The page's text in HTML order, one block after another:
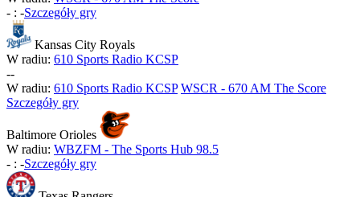
- : -Szczegóły gry
Kansas City Royals
W radiu: 610 Sports Radio KCSP
--
W radiu: 610 Sports Radio KCSP WSCR - 670 AM The Score
Szczegóły gry
Baltimore Orioles
W radiu: WBZFM - The Sports Hub 98.5
- : -Szczegóły gry